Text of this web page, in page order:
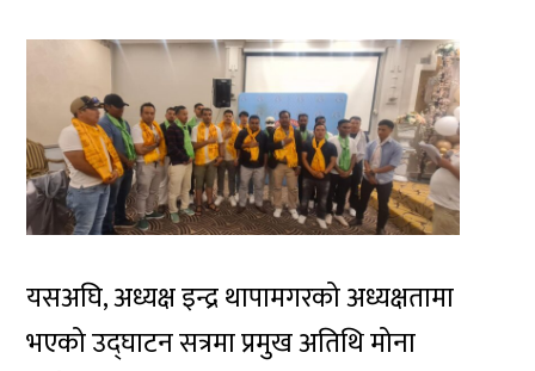
यसअघि, अध्यक्ष इन्द्र थापामगरको अध्यक्षतामा
भएको उद्घाटन सत्रमा प्रमुख अतिथि मोना